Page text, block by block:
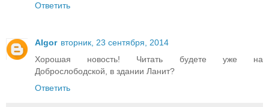
Ответить
AIgor вторник, 23 сентября, 2014
Хорошая новость! Читать будете уже на
Доброслободской, в здании Ланит?
Ответить